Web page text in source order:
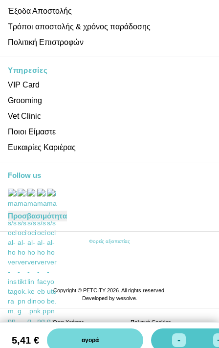
5,41 € αγορά -
Έξοδα Αποστολής
Τρόποι αποστολής & χρόνος παράδοσης
Πολιτική Επιστροφών
Υπηρεσίες
VIP Card
Grooming
Vet Clinic
Ποιοι Είμαστε
Ευκαιρίες Καριέρας
Follow us
Προσβασιμότητα
Φορείς αξιοπιστίας
Copyright © PETCITY 2026. All rights reserved.
Developed by wesolve.
Όροι Xρήσης Πολιτική Cookies
Πολιτική Απορρήτου